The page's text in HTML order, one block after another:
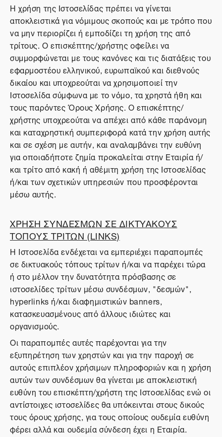
Η χρήση της Ιστοσελίδας πρέπει να γίνεται
αποκλειστικά για νόμιμους σκοπούς και με τρόπο που
να μην περιορίζει ή εμποδίζει τη χρήση της από
τρίτους. Ο επισκέπτης/χρήστης οφείλει να
συμμορφώνεται με τους κανόνες και τις διατάξεις του
εφαρμοστέου ελληνικού, ευρωπαϊκού και διεθνούς
δικαίου και υποχρεούται να χρησιμοποιεί την
Ιστοσελίδα σύμφωνα με το νόμο, τα χρηστά ήθη και
τους παρόντες Όρους Χρήσης. Ο επισκέπτης/
χρήστης υποχρεούται να απέχει από κάθε παράνομη
και καταχρηστική συμπεριφορά κατά την χρήση αυτής
και σε σχέση με αυτήν, και αναλαμβάνει την ευθύνη
για οποιαδήποτε ζημία προκαλείται στην Εταιρία ή/
και τρίτο από κακή ή αθέμιτη χρήση της Ιστοσελίδας
ή/και των σχετικών υπηρεσιών που προσφέρονται
μέσω αυτής.
ΧΡΗΣΗ ΣΥΝΔΕΣΜΩΝ ΣΕ ΔΙΚΤΥΑΚΟΥΣ
ΤΟΠΟΥΣ ΤΡΙΤΩΝ (LINKS)
Η Ιστοσελίδα ενδέχεται να εμπεριέχει παραπομπές
σε δικτυακούς τόπους τρίτων ή/και να παρέχει τώρα
ή στο μέλλον την δυνατότητα πρόσβασης σε
ιστοσελίδες τρίτων μέσω συνδέσμων, "δεσμών",
hyperlinks ή/και διαφημιστικών banners,
κατασκευασμένους από άλλους ιδιώτες και
οργανισμούς.
Οι παραπομπές αυτές παρέχονται για την
εξυπηρέτηση των χρηστών και για την παροχή σε
αυτούς επιπλέον χρήσιμων πληροφοριών και η χρήση
αυτών των συνδέσμων θα γίνεται με αποκλειστική
ευθύνη του επισκέπτη/χρήστη της Ιστοσελίδας ενώ οι
αντίστοιχες ιστοσελίδες θα υπόκεινται στους δικούς
τους όρους χρήσης, για τους οποίους ουδεμία ευθύνη
φέρει αλλά και ουδεμία σύνδεση έχει η Εταιρία.